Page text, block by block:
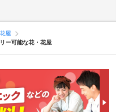
屋
ー可能な花・花屋